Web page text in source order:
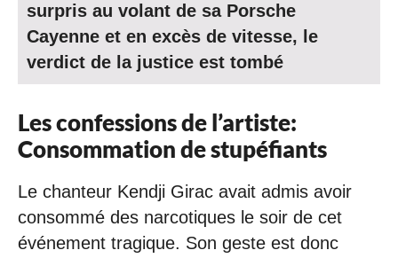
surpris au volant de sa Porsche
Cayenne et en excès de vitesse, le
verdict de la justice est tombé
Les confessions de l’artiste:
Consommation de stupéfiants
Le chanteur Kendji Girac avait admis avoir
consommé des narcotiques le soir de cet
événement tragique. Son geste est donc